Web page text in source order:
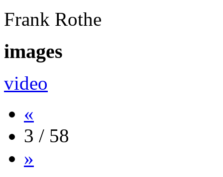
Frank Rothe
images
video
«
3 / 58
»